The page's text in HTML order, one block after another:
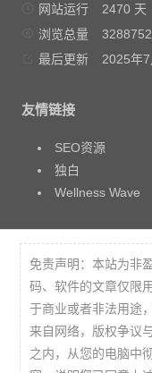
网站运行
2470 天
浏览总量
最后更新
2025年7
友情链接
SEO资源
独白
Wellness Wave
免责声明：本站为非
码、软件的文章仅限
于商业或者非法用途
来自网络，版权争议
之内，从您的电脑中